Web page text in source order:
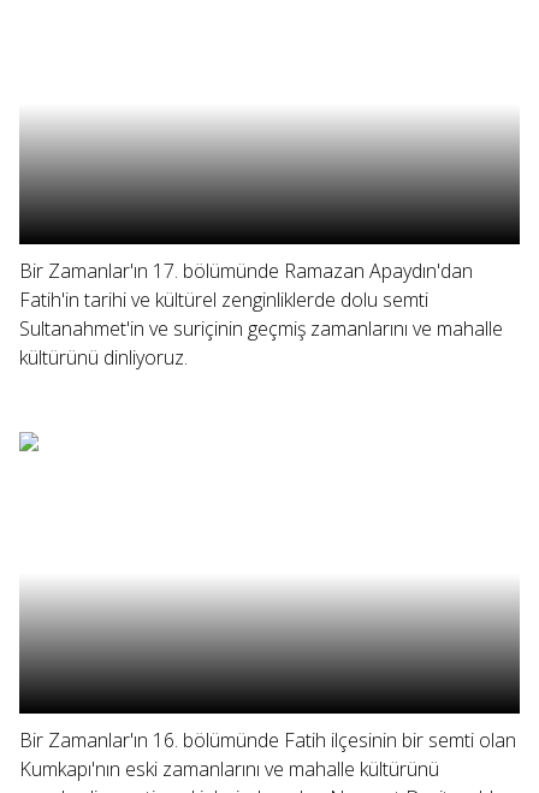
Bir Zamanlar'ın 17. bölümünde Ramazan Apaydın'dan
Fatih'in tarihi ve kültürel zenginliklerde dolu semti
Sultanahmet'in ve suriçinin geçmiş zamanlarını ve mahalle
kültürünü dinliyoruz.
Bir Zamanlar'ın 16. bölümünde Fatih ilçesinin bir semti olan
Kumkapı'nın eski zamanlarını ve mahalle kültürünü